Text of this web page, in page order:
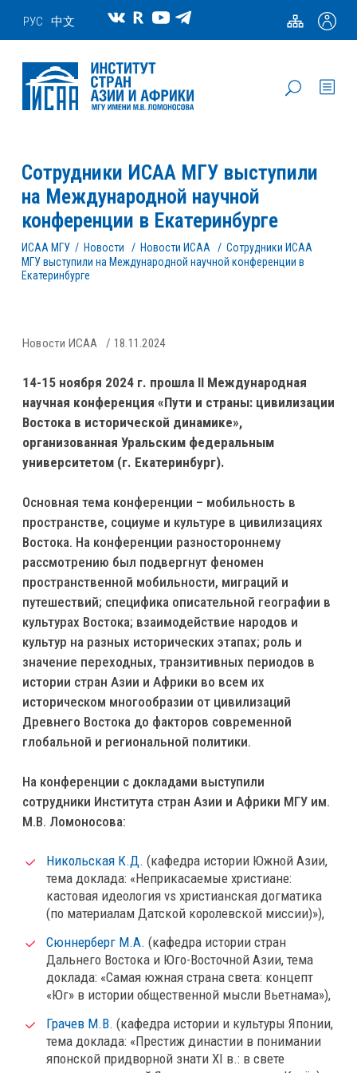
РУС 中文
Сотрудники ИСАА МГУ выступили
на Международной научной
конференции в Екатеринбурге
ИСАА МГУ / Новости / Новости ИСАА / Сотрудники ИСАА
МГУ выступили на Международной научной конференции в
Екатеринбурге
Новости ИСАА 18.11.2024
14-15 ноября 2024 г. прошла II Международная
научная конференция «Пути и страны: цивилизации
Востока в исторической динамике»,
организованная Уральским федеральным
университетом (г. Екатеринбург).
Основная тема конференции – мобильность в
пространстве, социуме и культуре в цивилизациях
Востока. На конференции разностороннему
рассмотрению был подвергнут феномен
пространственной мобильности, миграций и
путешествий; специфика описательной географии в
культурах Востока; взаимодействие народов и
культур на разных исторических этапах; роль и
значение переходных, транзитивных периодов в
истории стран Азии и Африки во всем их
историческом многообразии от цивилизаций
Древнего Востока до факторов современной
глобальной и региональной политики.
На конференции с докладами выступили
сотрудники Института стран Азии и Африки МГУ им.
М.В. Ломоносова:
Никольская К.Д. (кафедра истории Южной Азии,
тема доклада: «Неприкасаемые христиане:
кастовая идеология vs христианская догматика
(по материалам Датской королевской миссии)»),
Сюннерберг М.А. (кафедра истории стран
Дальнего Востока и Юго-Восточной Азии, тема
доклада: «Самая южная страна света: концепт
«Юг» в истории общественной мысли Вьетнама»),
Грачев М.В. (кафедра истории и культуры Японии,
тема доклада: «Престиж династии в понимании
японской придворной знати XI в.: в свете